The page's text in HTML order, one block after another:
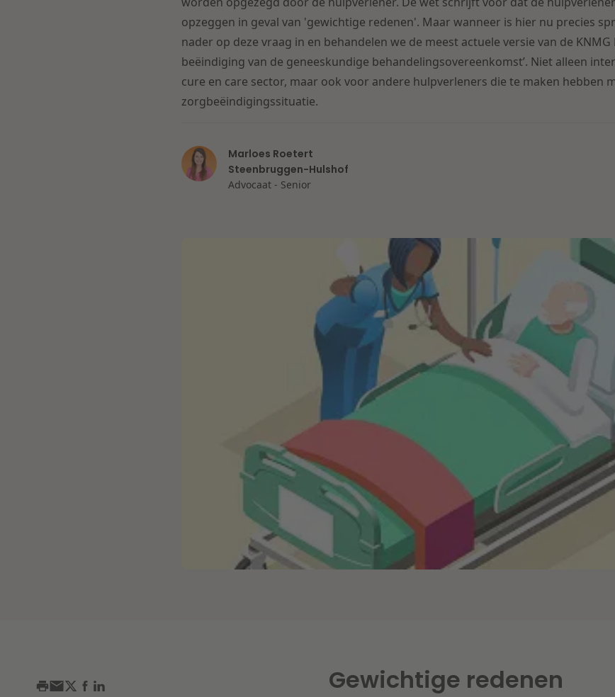
opzeggen in geval van 'gewichtige redenen'. Maar wanneer is hier nu precies
nader op deze vraag in en behandelen we de meest actuele versie van de KNMG
beëindiging van de geneeskundige behandelingsovereenkomst’. Niet alleen
cure en care sector, maar ook voor andere hulpverleners die te maken hebben
zorgbeëindigingssituatie.
Marloes Roetert
Steenbruggen-Hulshof
Advocaat - Senior
Gewichtige redenen